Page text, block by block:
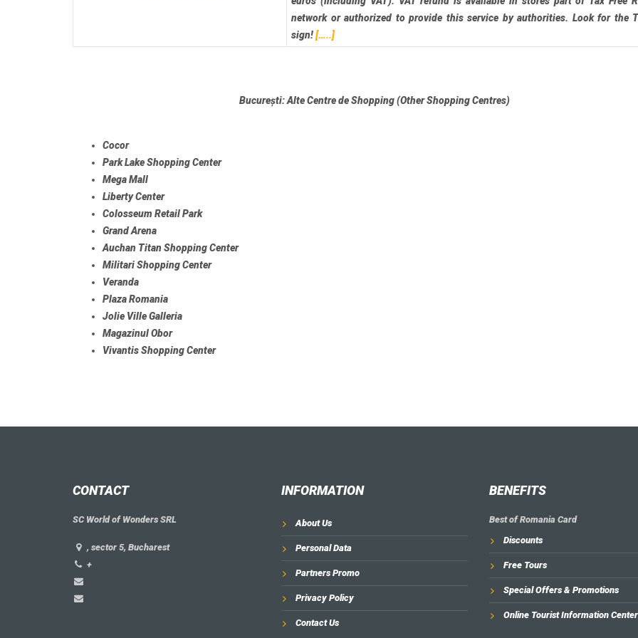
network or authorized to provide this service by authorities. Look for the
sign![…..]
București: Alte Centre de Shopping (Other Shopping Centres)
Cocor
Park Lake Shopping Center
Mega Mall
Liberty Center
Colosseum Retail Park
Grand Arena
Auchan Titan Shopping Center
Militari Shopping Center
Veranda
Plaza Romania
Jolie Ville Galleria
Magazinul Obor
Vivantis Shopping Center
CONTACT
SC World of Wonders SRL
, sector 5, Bucharest
+
INFORMATION
About Us
Personal Data
Partners Promo
Privacy Policy
Contact Us
BENEFITS
Best of Romania Card
Discounts
Free Tours
Special Offers & Promotions
Online Tourist Information Center